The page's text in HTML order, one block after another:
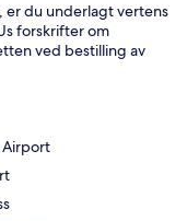
er du underlagt vertens
forskrifter om
ved bestilling av
Airport